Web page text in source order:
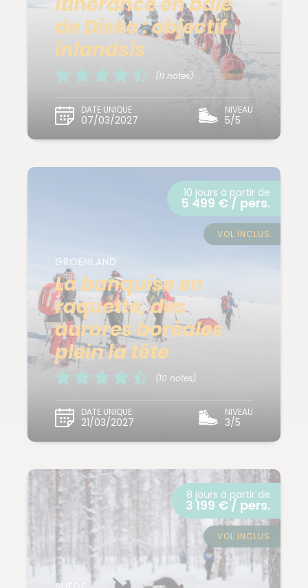
de Disko : objectif
inlandsis
(11 notes)
DATE UNIQUE
07/03/2027
NIVEAU
5/5
GROENLAND
La banquise en
raquette, des
aurores boréales
plein la tête
(10 notes)
DATE UNIQUE
21/03/2027
NIVEAU
3/5
10 jours à partir de
5 499 € / pers.
VOL INCLUS
8 jours à partir de
3 199 € / pers.
VOL INCLUS